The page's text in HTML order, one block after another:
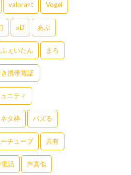
valorant Vogel
αD あぶ
ふぇいたん まろ
携帯電話
ニティ
ネタ枠 バズる
チューブ 共有
話 声真似